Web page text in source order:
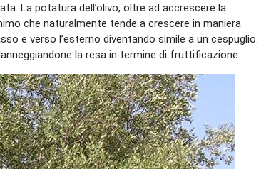
La potatura dell’olivo, oltre ad accrescere la
che naturalmente tende a crescere in maniera
e verso l’esterno diventando simile a un cespuglio.
la resa in termine di fruttificazione.